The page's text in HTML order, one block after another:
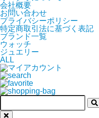
会社概要
お問い合わせ
プライバシーポリシー
特定商取引法に基づく表記
ブランド一覧
ウォッチ
ジュエリー
ALL